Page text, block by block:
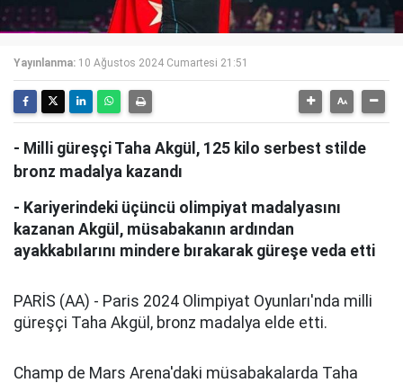
Yayınlanma: 10 Ağustos 2024 Cumartesi 21:51
- Milli güreşçi Taha Akgül, 125 kilo serbest stilde
bronz madalya kazandı
- Kariyerindeki üçüncü olimpiyat madalyasını
kazanan Akgül, müsabakanın ardından
ayakkabılarını mindere bırakarak güreşe veda etti
PARİS (AA) - Paris 2024 Olimpiyat Oyunları'nda milli
güreşçi Taha Akgül, bronz madalya elde etti.
Champ de Mars Arena'daki müsabakalarda Taha